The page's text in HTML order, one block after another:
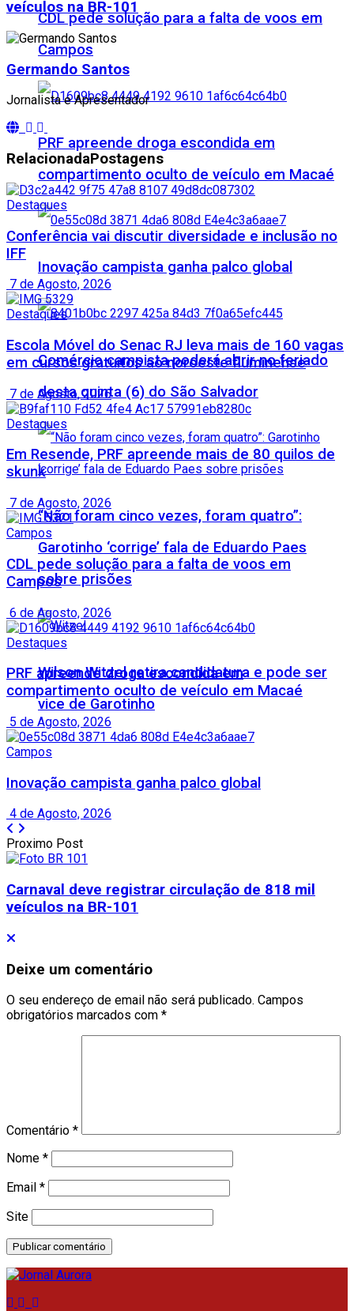
CDL pede solução para a falta de voos em
Campos
PRF apreende droga escondida em
compartimento oculto de veículo em Macaé
Inovação campista ganha palco global
Comércio campista poderá abrir no feriado
desta quinta (6) do São Salvador
“Não foram cinco vezes, foram quatro”:
Garotinho ‘corrige’ fala de Eduardo Paes
sobre prisões
Wilson Witzel retira candidatura e pode ser
vice de Garotinho
veículos na BR-101
Germando Santos
Jornalista e Apresentador
RelacionadaPostagens
Destaques
Conferência vai discutir diversidade e inclusão no
IFF
7 de Agosto, 2026
Destaques
Escola Móvel do Senac RJ leva mais de 160 vagas
em cursos gratuitos ao noroeste fluminense
7 de Agosto, 2026
Destaques
Em Resende, PRF apreende mais de 80 quilos de
skunk
7 de Agosto, 2026
Campos
CDL pede solução para a falta de voos em
Campos
6 de Agosto, 2026
Destaques
PRF apreende droga escondida em
compartimento oculto de veículo em Macaé
5 de Agosto, 2026
Campos
Inovação campista ganha palco global
4 de Agosto, 2026
Proximo Post
Carnaval deve registrar circulação de 818 mil
veículos na BR-101
Deixe um comentário
O seu endereço de email não será publicado. Campos
obrigatórios marcados com *
Comentário *
Nome *
Email *
Site